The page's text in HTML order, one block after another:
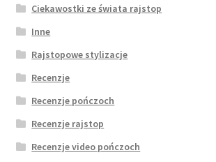
Ciekawostki ze świata rajstop
Inne
Rajstopowe stylizacje
Recenzje
Recenzje pończoch
Recenzje rajstop
Recenzje video pończoch